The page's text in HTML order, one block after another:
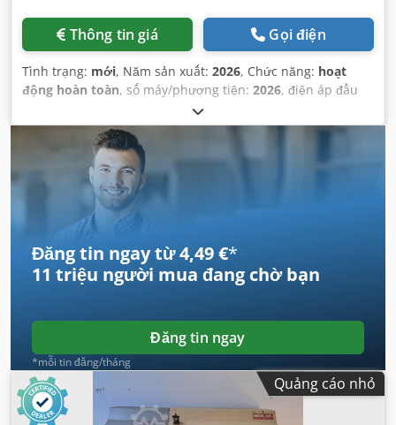
Thông tin giá Gọi điện
Tình trạng: mới, Năm sản xuất: 2026, Chức năng: hoạt
động hoàn toàn, số máy/phương tiện: 2026, điện áp đầu
, thời hạn bảo hành:
bởi DGUV đến:09/2027, loại dòng điện đầu vào:Điều hòa
, điện áp điều khiển:
1 kW (1,36 mã lực) , tần số đầu vào: 50 Hz
, yêu cầu về
chiều cao:1.061 mm, yêu cầu không gian chiều dài:
, chiều rộng yêu cầu:
Đăng tin ngay từ 4,49 €*
11 triệu người mua đang chờ bạn
Đăng tin ngay
*mỗi tin đăng/tháng
Quảng cáo nhỏ